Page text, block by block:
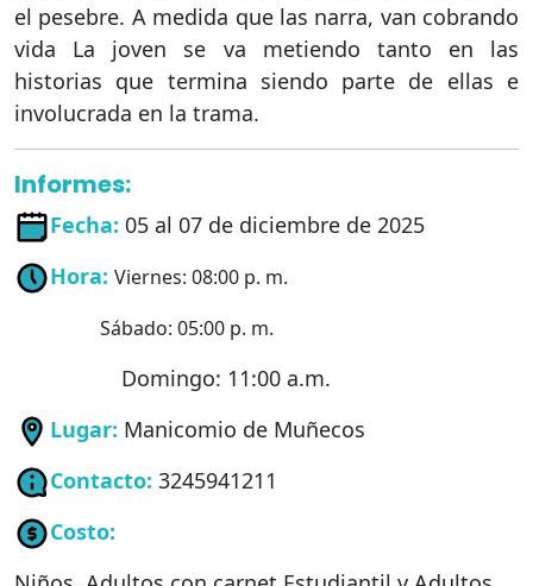
el pesebre. A medida que las narra, van cobrando
vida La joven se va metiendo tanto en las
historias que termina siendo parte de ellas e
involucrada en la trama.
Informes:
Fecha: 05 al 07 de diciembre de 2025
Hora: Viernes: 08:00 p. m.
Sábado: 05:00 p. m.
Domingo: 11:00 a.m.
Lugar: Manicomio de Muñecos
Contacto: 3245941211
Costo: